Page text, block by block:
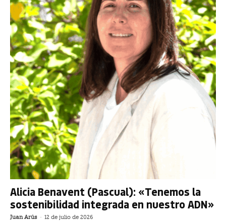
Alicia Benavent (Pascual): «Tenemos la
sostenibilidad integrada en nuestro ADN»
Juan Arús - 12 de julio de 2026